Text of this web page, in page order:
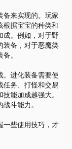
备来实现的。玩家
根据宝宝的种类和
成。例如，对于野
装备，对于恶魔类
。
。进化装备需要使
任务、打怪和交易
能加成越强大。
斗能力。
一些使用技巧，才